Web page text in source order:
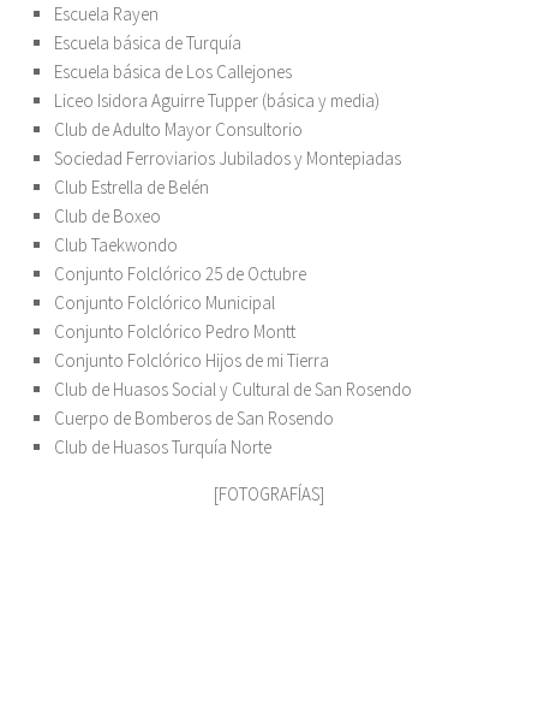
Escuela Rayen
Escuela básica de Turquía
Escuela básica de Los Callejones
Liceo Isidora Aguirre Tupper (básica y media)
Club de Adulto Mayor Consultorio
Sociedad Ferroviarios Jubilados y Montepiadas
Club Estrella de Belén
Club de Boxeo
Club Taekwondo
Conjunto Folclórico 25 de Octubre
Conjunto Folclórico Municipal
Conjunto Folclórico Pedro Montt
Conjunto Folclórico Hijos de mi Tierra
Club de Huasos Social y Cultural de San Rosendo
Cuerpo de Bomberos de San Rosendo
Club de Huasos Turquía Norte
[FOTOGRAFÍAS]